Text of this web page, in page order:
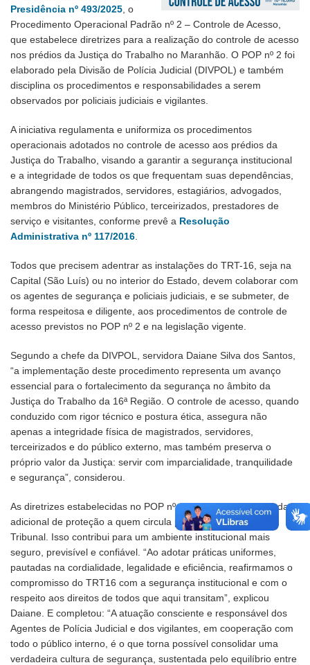
Presidência nº 493/2025 , o
Procedimento Operacional Padrão nº 2 – Controle de Acesso,
que estabelece diretrizes para a realização do controle de acesso
nos prédios da Justiça do Trabalho no Maranhão. O POP nº 2 foi
elaborado pela Divisão de Polícia Judicial (DIVPOL) e também
disciplina os procedimentos e responsabilidades a serem
observados por policiais judiciais e vigilantes.
A iniciativa regulamenta e uniformiza os procedimentos
operacionais adotados no controle de acesso aos prédios da
Justiça do Trabalho, visando a garantir a segurança institucional
e a integridade de todos os que frequentam suas dependências,
abrangendo magistrados, servidores, estagiários, advogados,
membros do Ministério Público, terceirizados, prestadores de
serviço e visitantes, conforme prevê a Resolução
Administrativa nº 117/2016
Todos que precisem adentrar as instalações do TRT-16, seja na
Capital (São Luís) ou no interior do Estado, devem colaborar com
os agentes de segurança e policiais judiciais, e se submeter, de
forma respeitosa e diligente, aos procedimentos de controle de
acesso previstos no POP nº 2 e na legislação vigente.
Segundo a chefe da DIVPOL, servidora Daiane Silva dos Santos,
“a implementação deste procedimento representa um avanço
essencial para o fortalecimento da segurança no âmbito da
Justiça do Trabalho da 16ª Região. O controle de acesso, quando
conduzido com rigor técnico e postura ética, assegura não
apenas a integridade física de magistrados, servidores,
terceirizados e do público externo, mas também preserva o
próprio valor da Justiça: servir com imparcialidade, tranquilidade
e segurança”, considerou.
As diretrizes estabelecidas no POP nº 2 conferem uma camada
adicional de proteção a quem circula pelas dependências do
Tribunal. Isso contribui para um ambiente institucional mais
seguro, previsível e confiável. “Ao adotar práticas uniformes,
pautadas na cordialidade, legalidade e eficiência, reafirmamos o
compromisso do TRT16 com a segurança institucional e com o
respeito aos direitos de todos que aqui transitam”, explicou
Daiane. E completou: “A atuação consciente e responsável dos
Agentes de Polícia Judicial e dos vigilantes, em cooperação com
todo o público interno, é o que torna possível consolidar uma
verdadeira cultura de segurança, sustentada pelo equilíbrio entre